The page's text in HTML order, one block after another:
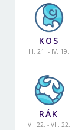
KOS
III. 21. - IV. 19.
RÁK
VI. 22. - VII. 22.